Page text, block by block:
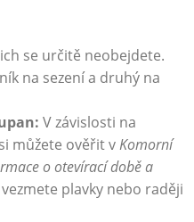
se určitě neobejdete.
na sezení a druhý na
V závislosti na
můžete ověřit vKomorní
o otevírací době a
plavky nebo raději